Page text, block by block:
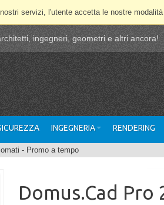
servizi, l'utente accetta le nostre
ingegneri, geometri e altri ancora!
INGEGNERIA RENDERING
- Promo a tempo
Domus.Cad Pro